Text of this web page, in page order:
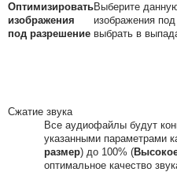
Оптимизировать
изображения
под разрешение
Выберите
изображения
выбрать в
Сжатие звука
Все аудиофайлы будут
указанными параметрами
размер) до 100% (
оптимальное качество